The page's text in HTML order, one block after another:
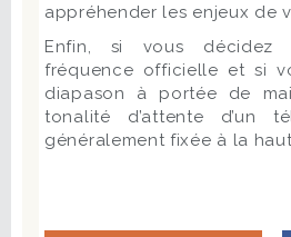
appréhender les enjeux de
Enfin, si vous décidez
fréquence officielle et si
diapason à portée de
tonalité d’attente d’un
généralement fixée à la